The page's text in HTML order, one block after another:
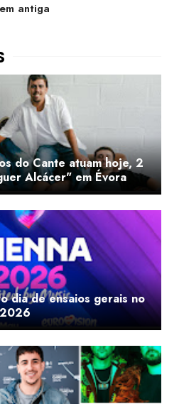
antiga
do Cante atuam hoje, 2
Alcácer" em Évora
dia de ensaios gerais no